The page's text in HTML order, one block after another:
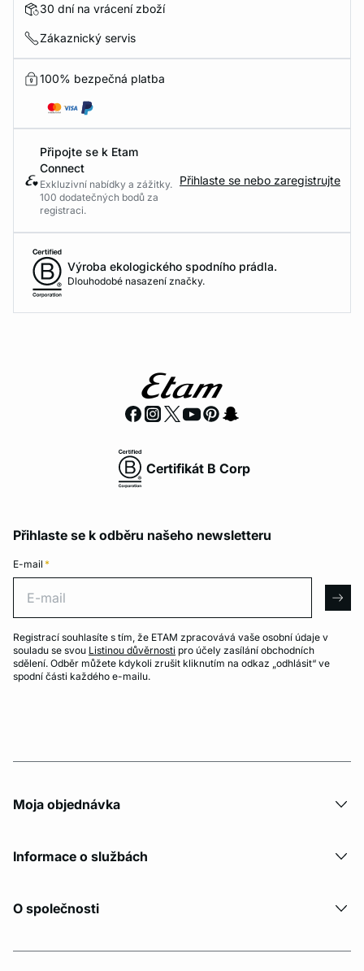
30 dní na vrácení zboží
Zákaznický servis
100% bezpečná platba
Připojte se k Etam
Connect
Exkluzivní nabídky a zážitky.
100 dodatečných bodů za
registraci.
Přihlaste se nebo zaregistrujte
Výroba ekologického spodního prádla.
Dlouhodobé nasazení značky.
Certifikát B Corp
Přihlaste se k odběru našeho newsletteru
E-mail *
Registrací souhlasíte s tím, že ETAM zpracovává vaše osobní údaje v
souladu se svou Listinou důvěrnosti pro účely zasílání obchodních
sdělení. Odběr můžete kdykoli zrušit kliknutím na odkaz „odhlásit“ ve
spodní části každého e-mailu.
Moja objednávka
Informace o službách
O společnosti